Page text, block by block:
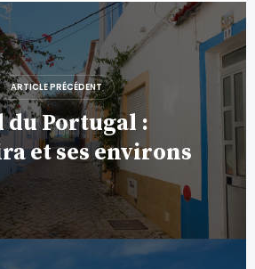
ARTICLE PRÉCÉDENT
du Portugal :
et ses environs